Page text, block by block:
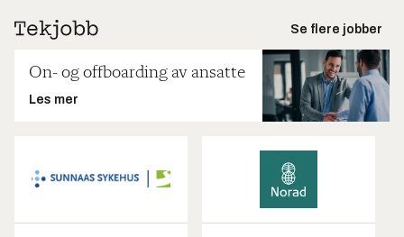
Se flere jobber
On- og offboarding av ansatte
Les mer